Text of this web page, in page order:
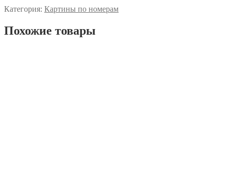
Категория: Картины по номерам
Похожие товары